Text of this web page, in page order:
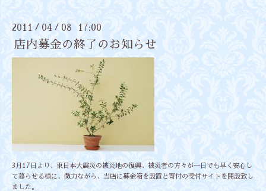
2011 / 04 / 08 17:00
店内募金の終了のお知らせ
3月17日より、東日本大震災の被災地の復興、被災者の方々が一日でも早く安心し
て暮らせる様に、微力ながら、 当店に募金箱を設置と寄付の受付サイトを開設致し
ました。